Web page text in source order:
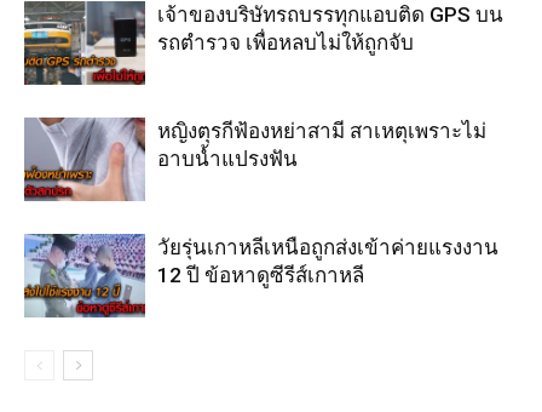
เจ้าของบริษัทรถบรรทุกแอบติด GPS บน
รถตำรวจ เพื่อหลบไม่ให้ถูกจับ
หญิงตุรกีฟ้องหย่าสามี สาเหตุเพราะไม่
อาบน้ำแปรงฟัน
วัยรุ่นเกาหลีเหนือถูกส่งเข้าค่ายแรงงาน
12 ปี ข้อหาดูซีรีส์เกาหลี